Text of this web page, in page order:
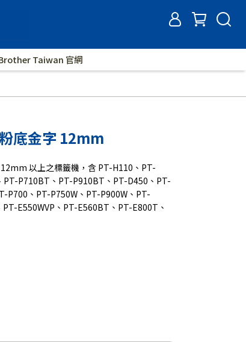
Taiwan 官網
底金字 12mm
以上之標籤機，含 PT-H110、PT-
P710BT、PT-P910BT、PT-D450、PT-
P700、PT-P750W、PT-P900W、PT-
E550WVP、PT-E560BT、PT-E800T、